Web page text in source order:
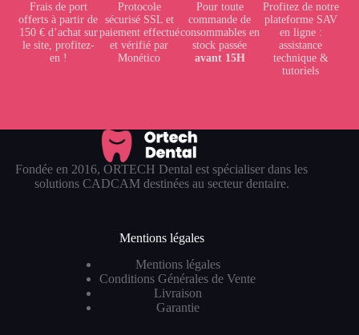
Frais de port
offerts à partir de
150 € d’achat sur
le site, profitez-
en !
Protocole
sécurisé SSL et
paiement effectué
et vérifié par
Monético
Pour toute
commande de
consommables en
stock passée
avant 15H
Profitez de notre
plateforme SAV
en ligne :
assistance
technique &
tutoriels
Fondée en 2016, ORTECH Dental est spécialiser dans les
solutions CADCAM destinées au secteur dentaire.
Mentions légales
Mentions légales
Conditions Générales de Vente
Livraison
Garantie